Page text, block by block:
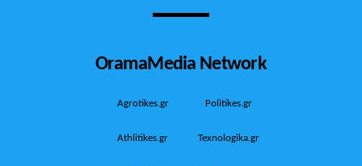
OramaMedia Network
Agrotikes.gr Politikes.gr
Athlitikes.gr Texnologika.gr